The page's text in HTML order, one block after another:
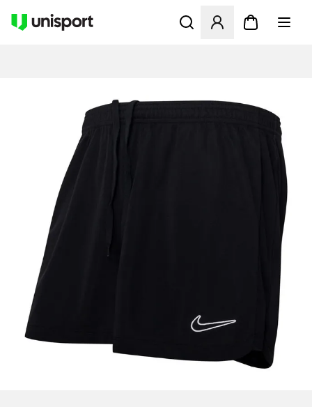
Åpner en Modal for å